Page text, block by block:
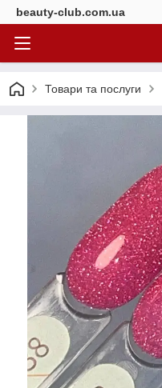
beauty-club.com.ua
Товари та послуги